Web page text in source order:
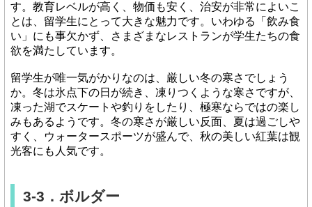
す。教育レベルが高く、物価も安く、治安が非常によいこ
とは、留学生にとって大きな魅力です。いわゆる「飲み食
い」にも事欠かず、さまざまなレストランが学生たちの食
欲を満たしています。
留学生が唯一気がかりなのは、厳しい冬の寒さでしょう
か。冬は氷点下の日が続き、凍りつくような寒さですが、
凍った湖でスケートや釣りをしたり、極寒ならではの楽し
みもあるようです。冬の寒さが厳しい反面、夏は過ごしや
すく、ウォータースポーツが盛んで、秋の美しい紅葉は観
光客にも人気です。
3-3．ボルダー